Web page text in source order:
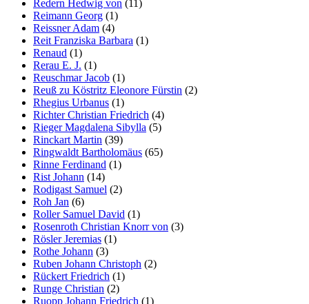
Redern Hedwig von (11)
Reimann Georg (1)
Reissner Adam (4)
Reit Franziska Barbara (1)
Renaud (1)
Rerau E. J. (1)
Reuschmar Jacob (1)
Reuß zu Köstritz Eleonore Fürstin (2)
Rhegius Urbanus (1)
Richter Christian Friedrich (4)
Rieger Magdalena Sibylla (5)
Rinckart Martin (39)
Ringwaldt Bartholomäus (65)
Rinne Ferdinand (1)
Rist Johann (14)
Rodigast Samuel (2)
Roh Jan (6)
Roller Samuel David (1)
Rosenroth Christian Knorr von (3)
Rösler Jeremias (1)
Rothe Johann (3)
Ruben Johann Christoph (2)
Rückert Friedrich (1)
Runge Christian (2)
Ruopp Johann Friedrich (1)